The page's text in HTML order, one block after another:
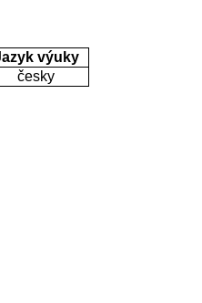
výuky
česky